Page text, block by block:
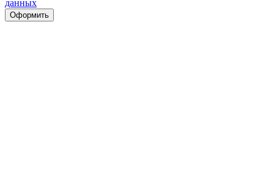
данных
Оформить